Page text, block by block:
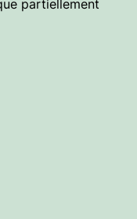
partiellement